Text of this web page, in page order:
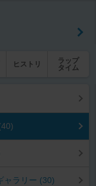
ヒストリ
ラップ
タイム
ャラリー (30)